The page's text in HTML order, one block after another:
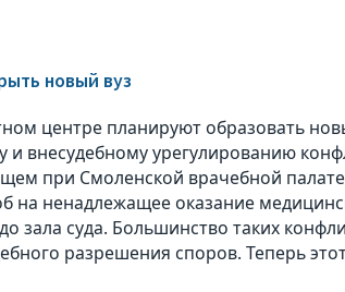
новый вуз
центре планируют образовать
и внесудебному урегулированию
при Смоленской врачебной
на ненадлежащее оказание
зала суда. Большинство таких
разрешения споров. Теперь